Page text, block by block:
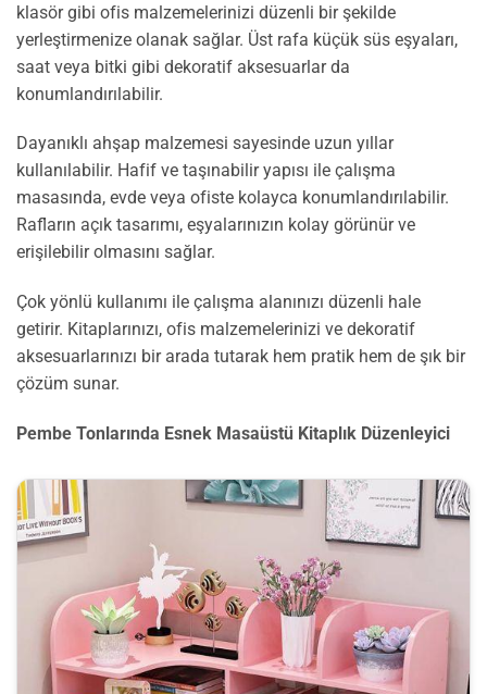
klasör gibi ofis malzemelerinizi düzenli bir şekilde
yerleştirmenize olanak sağlar. Üst rafa küçük süs eşyaları,
saat veya bitki gibi dekoratif aksesuarlar da
konumlandırılabilir.
Dayanıklı ahşap malzemesi sayesinde uzun yıllar
kullanılabilir. Hafif ve taşınabilir yapısı ile çalışma
masasında, evde veya ofiste kolayca konumlandırılabilir.
Rafların açık tasarımı, eşyalarınızın kolay görünür ve
erişilebilir olmasını sağlar.
Çok yönlü kullanımı ile çalışma alanınızı düzenli hale
getirir. Kitaplarınızı, ofis malzemelerinizi ve dekoratif
aksesuarlarınızı bir arada tutarak hem pratik hem de şık bir
çözüm sunar.
Pembe Tonlarında Esnek Masaüstü Kitaplık Düzenleyici